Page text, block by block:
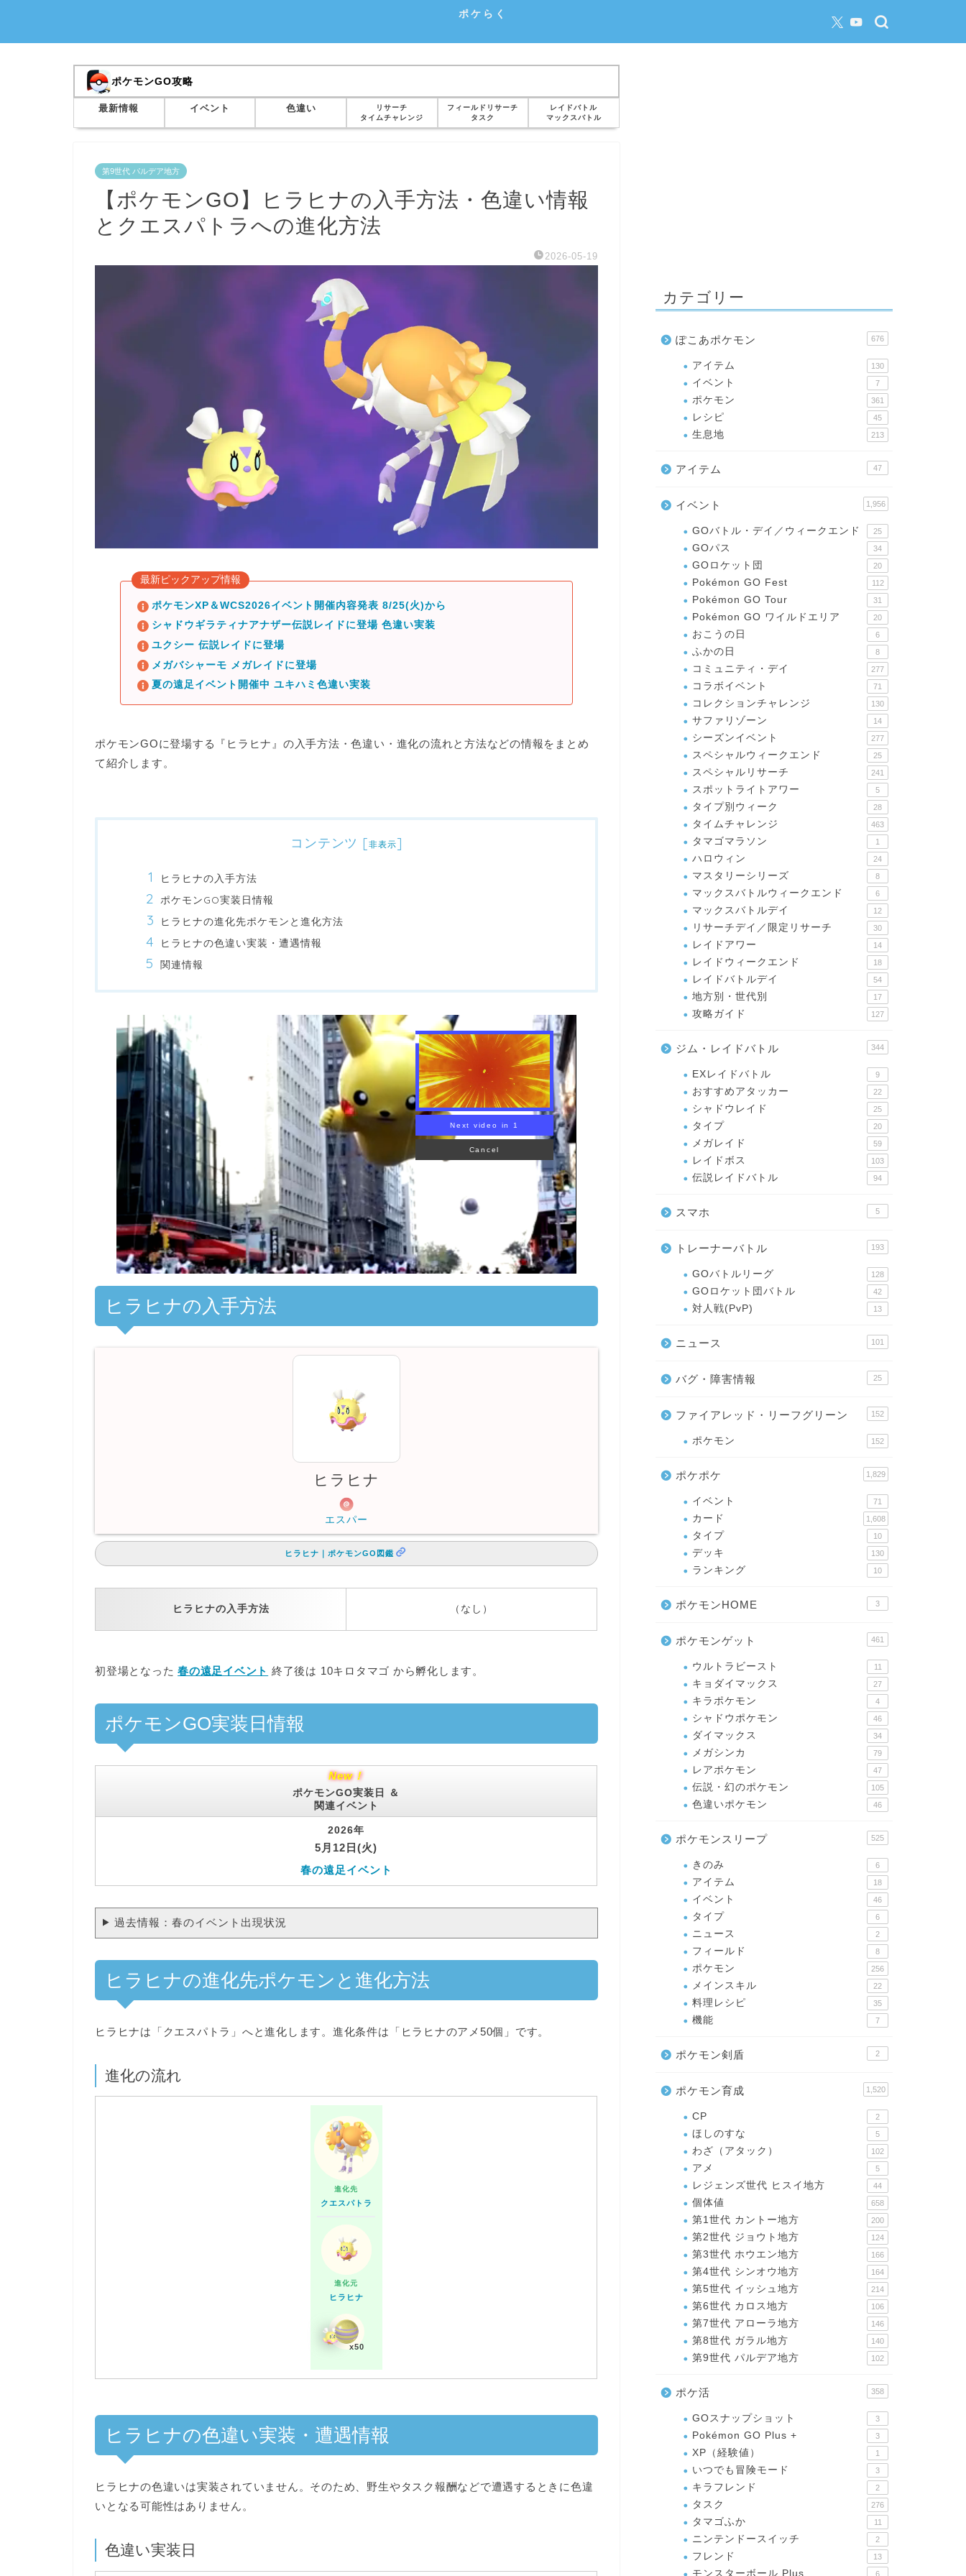
ポケらく
ポケモンGO攻略
最新情報 イベント 色違い
リサーチ
タイムチャレンジ
フィールドリサーチ
タスク
レイドバトル
マックスバトル
第9世代 パルデア地方
【ポケモンGO】ヒラヒナの入手方法・色違い情報
とクエスパトラへの進化方法
2026-05-19
最新ピックアップ情報
ポケモンXP＆WCS2026イベント開催内容発表 8/25(火)から
シャドウギラティナアナザー伝説レイドに登場 色違い実装
ユクシー 伝説レイドに登場
メガバシャーモ メガレイドに登場
夏の遠足イベント開催中 ユキハミ色違い実装
ポケモンGOに登場する 『ヒラヒナ』 の入手方法・色違い・進化の流れと方法などの情報をまとめ
て紹介します。
コンテンツ [非表示]
ヒラヒナの入手方法
ポケモンGO実装日情報
ヒラヒナの進化先ポケモンと進化方法
ヒラヒナの色違い実装・遭遇情報
関連情報
00:00/01:00 [ TRUVID ] POKEMON
ヒラヒナの入手方法
ヒラヒナ
エスパー
ヒラヒナ｜ポケモンGO図鑑
ヒラヒナの入手方法 （なし）
初登場となった春の遠足イベント 終了後は 10キロタマゴ から孵化します。
ポケモンGO実装日情報
New！
ポケモンGO実装日 ＆
関連イベント
2026年
5月12日(火)
春の遠足イベント
過去情報：春のイベント出現状況
ヒラヒナの進化先ポケモンと進化方法
ヒラヒナは 「クエスパトラ」へと進化 します。進化条件は「ヒラヒナのアメ50個」です。
進化の流れ
進化先
クエスパトラ
進化元
ヒラヒナ
x50
ヒラヒナの色違い実装・遭遇情報
ヒラヒナの色違いは実装されていません。そのため、野生やタスク報酬などで遭遇するときに色違
いとなる可能性はありません。
色違い実装日
カテゴリー
ぽこあポケモン 676
アイテム 130
イベント 7
ポケモン 361
レシピ 45
生息地 213
アイテム 47
イベント 1,956
GOバトル・デイ／ウィークエンド 25
GOパス 34
GOロケット団 20
Pokémon GO Fest 112
Pokémon GO Tour 31
Pokémon GO ワイルドエリア 20
おこうの日 6
ふかの日 8
コミュニティ・デイ 277
コラボイベント 71
コレクションチャレンジ 130
サファリゾーン 14
シーズンイベント 277
スペシャルウィークエンド 25
スペシャルリサーチ 241
スポットライトアワー 5
タイプ別ウィーク 28
タイムチャレンジ 463
タマゴマラソン 1
ハロウィン 24
マスタリーシリーズ 8
マックスバトルウィークエンド 6
マックスバトルデイ 12
リサーチデイ／限定リサーチ 30
レイドアワー 14
レイドウィークエンド 18
レイドバトルデイ 54
地方別・世代別 17
攻略ガイド 127
ジム・レイドバトル 344
EXレイドバトル 9
おすすめアタッカー 22
シャドウレイド 25
タイプ 20
メガレイド 59
レイドボス 103
伝説レイドバトル 94
スマホ 5
トレーナーバトル 193
GOバトルリーグ 128
GOロケット団バトル 42
対人戦(PvP) 13
ニュース 101
バグ・障害情報 25
ファイアレッド・リーフグリーン 152
ポケモン 152
ポケポケ 1,829
イベント 71
カード 1,608
タイプ 10
デッキ 130
ランキング 10
ポケモンHOME 3
ポケモンゲット 461
ウルトラビースト 11
キョダイマックス 27
キラポケモン 4
シャドウポケモン 46
ダイマックス 34
メガシンカ 79
レアポケモン 47
伝説・幻のポケモン 105
色違いポケモン 46
ポケモンスリープ 525
きのみ 6
アイテム 18
イベント 46
タイプ 6
ニュース 2
フィールド 8
ポケモン 256
メインスキル 22
料理レシピ 35
機能 7
ポケモン剣盾 2
ポケモン育成 1,520
CP 2
ほしのすな 5
わざ（アタック） 102
アメ 5
レジェンズ世代 ヒスイ地方 44
個体値 658
第1世代 カントー地方 200
第2世代 ジョウト地方 124
第3世代 ホウエン地方 166
第4世代 シンオウ地方 164
第5世代 イッシュ地方 214
第6世代 カロス地方 106
第7世代 アローラ地方 146
第8世代 ガラル地方 140
第9世代 パルデア地方 102
ポケ活 358
GOスナップショット 3
Pokémon GO Plus + 3
XP（経験値） 1
いつでも冒険モード 3
キラフレンド 2
タスク 276
タマゴふか 11
ニンテンドースイッチ 2
フレンド 13
モンスターボール Plus 6